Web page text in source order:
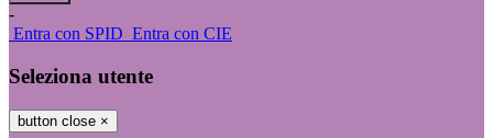
-
Entra con SPID Entra con CIE
Seleziona utente
button close ×